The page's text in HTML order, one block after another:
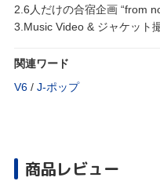
2.6人だけの合宿企画 “from
3.Music Video & ジャケット
関連ワード
V6 / J‐ポップ
商品レビュー